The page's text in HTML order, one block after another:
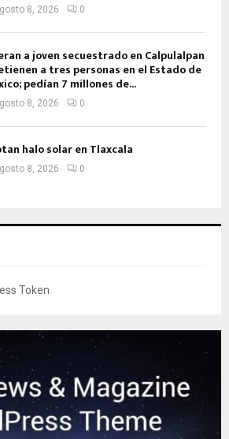
8, 2026 0
a joven secuestrado en Calpulalpan
a tres personas en el Estado de
pedían 7 millones de...
8, 2026 0
halo solar en Tlaxcala
8, 2026 0
Token